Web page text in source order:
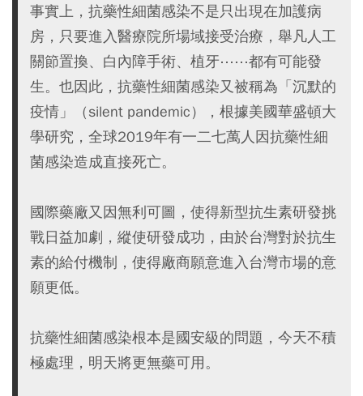
事實上，抗藥性細菌感染不是只出現在加護病
房，只要進入醫療院所場域接受治療，舉凡人工
關節置換、白內障手術、植牙⋯⋯都有可能發
生。也因此，抗藥性細菌感染又被稱為「沉默的
疫情」（silent pandemic），根據美國華盛頓大
學研究，全球2019年有一二七萬人因抗藥性細
菌感染造成直接死亡。
國際藥廠又因無利可圖，使得新型抗生素研發挑
戰日益加劇，縱使研發成功，由於台灣對於抗生
素的給付機制，使得廠商願意進入台灣市場的意
願更低。
抗藥性細菌感染根本是國安級的問題，今天不積
極處理，明天將更無藥可用。